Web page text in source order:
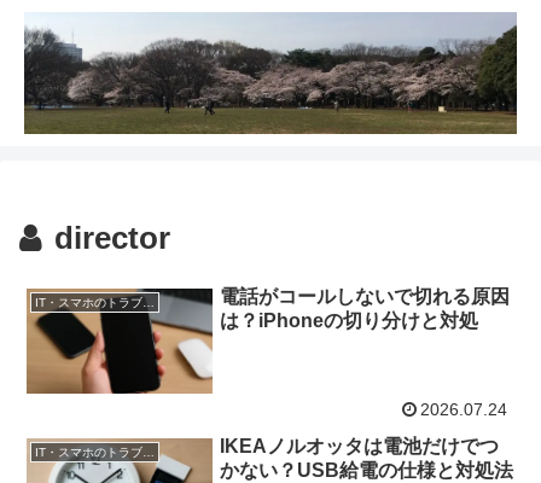
director
IT・スマホのトラブル解決
電話がコールしないで切れる原因
は？iPhoneの切り分けと対処
2026.07.24
IT・スマホのトラブル解決
IKEAノルオッタは電池だけでつ
かない？USB給電の仕様と対処法